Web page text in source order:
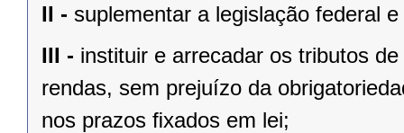
II - suplementar a legislação federal
III - instituir e arrecadar os tributos
rendas, sem prejuízo da
nos prazos ﬁxados em lei;